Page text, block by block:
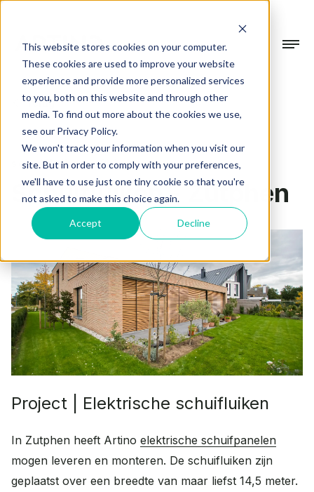
This website stores cookies on your computer.
These cookies are used to improve your website
experience and provide more personalized services
to you, both on this website and through other
media. To find out more about the cookies we use,
see our Privacy Policy.
We won't track your information when you visit our
site. But in order to comply with your preferences,
we'll have to use just one tiny cookie so that you're
not asked to make this choice again.
Accept Decline
Collectie
Gevelsystemen
Beschermen & verfraaien
Terrasoverkappingen
In alle seizoenen buiten genieten
Tuinkamers
Verdiep je leefruimte
Projecten
Over Artino
Over ons
Werkwijze
Altijd op maat
FAQ
Veelgestelde vragen
Werken bij
Blogs
Contact
Contact
Wat kunnen we voor je doen?
Afspraak maken
Advies op maat
Plan een adviesgesprek
Terug
schuifluiken 1 min
Schuifluiken - Zutphen
Project | Elektrische schuifluiken
In Zutphen heeft Artino elektrische schuifpanelen
mogen leveren en monteren. De schuifluiken zijn
geplaatst over een breedte van maar liefst 14,5 meter.